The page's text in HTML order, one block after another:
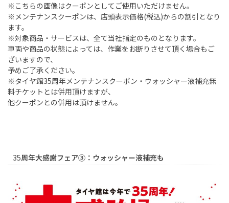
※こちらの画像はクーポンとしてご使用いただけません。
※メンテナンスクーポンは、店頭表示価格(税込)からの割引となり
ます。
※対象商品・サービスは、全て当社指定のものとなります。
車両や商品の状態によっては、作業をお断りさせて頂く場合もご
ざいますので、
予めご了承ください。
※タイヤ館35周年メンテナンスクーポン・ウォッシャー液補充無
料チケットとは併用頂けますが、
他クーポンとの併用は頂けません。
35周年大感謝フェア③：ウォッシャー液補充も